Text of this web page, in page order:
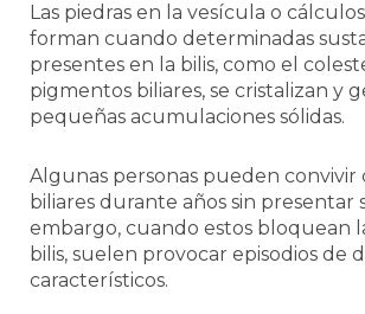
Las piedras en la vesícula o
forman cuando determinadas
presentes en la bilis, como el
pigmentos biliares, se cristalizan y
pequeñas acumulaciones sólidas.
Algunas personas pueden convivir
biliares durante años sin presentar
embargo, cuando estos bloquean
bilis, suelen provocar episodios de
característicos.